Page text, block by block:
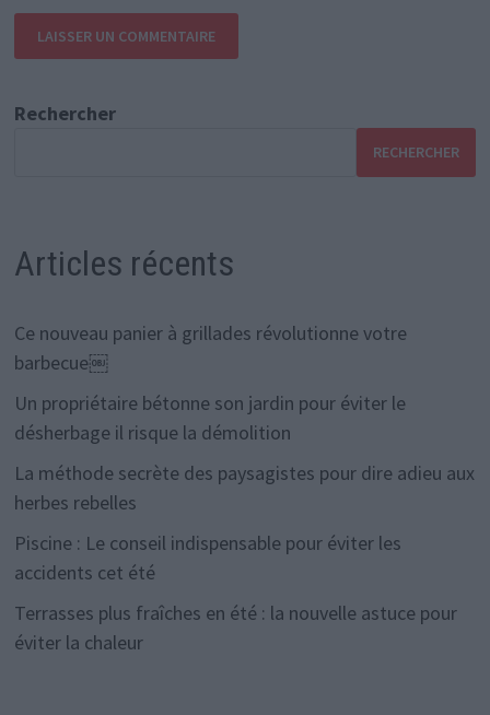
Rechercher
RECHERCHER
Articles récents
Ce nouveau panier à grillades révolutionne votre
barbecue￼
Un propriétaire bétonne son jardin pour éviter le
désherbage il risque la démolition
La méthode secrète des paysagistes pour dire adieu aux
herbes rebelles
Piscine : Le conseil indispensable pour éviter les
accidents cet été
Terrasses plus fraîches en été : la nouvelle astuce pour
éviter la chaleur